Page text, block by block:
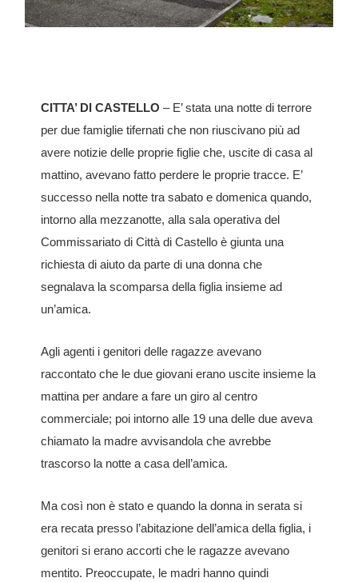
CITTA’ DI CASTELLO – E’ stata una notte di terrore
per due famiglie tifernati che non riuscivano più ad
avere notizie delle proprie figlie che, uscite di casa al
mattino, avevano fatto perdere le proprie tracce. E’
successo nella notte tra sabato e domenica quando,
intorno alla mezzanotte, alla sala operativa del
Commissariato di Città di Castello è giunta una
richiesta di aiuto da parte di una donna che
segnalava la scomparsa della figlia insieme ad
un’amica.
Agli agenti i genitori delle ragazze avevano
raccontato che le due giovani erano uscite insieme la
mattina per andare a fare un giro al centro
commerciale; poi intorno alle 19 una delle due aveva
chiamato la madre avvisandola che avrebbe
trascorso la notte a casa dell’amica.
Ma così non è stato e quando la donna in serata si
era recata presso l’abitazione dell’amica della figlia, i
genitori si erano accorti che le ragazze avevano
mentito. Preoccupate, le madri hanno quindi